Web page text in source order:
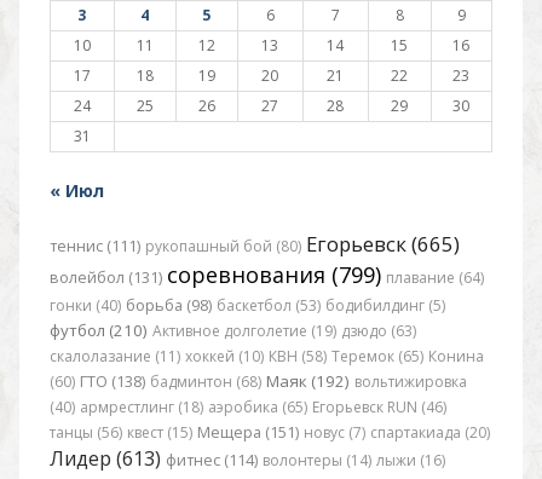
3
4 5 6 7 8
9
10
11 12 13 14 15
16
17
18 19 20 21 22
23
24
25 26 27 28 29
30
31
« Июл
теннис (111) рукопашный бой (80) Егорьевск (665)
волейбол (131) соревнования (799) плавание (64)
гонки (40) борьба (98) баскетбол (53) бодибилдинг (5)
футбол (210) Активное долголетие (19) дзюдо (63)
скалолазание (11) хоккей (10) КВН (58) Теремок (65) Конина
(60) ГТО (138) бадминтон (68) Маяк (192) вольтижировка
(40) армрестлинг (18) аэробика (65) Егорьевск RUN (46)
танцы (56) квест (15) Мещера (151) новус (7) спартакиада (20)
Лидер (613) фитнес (114) волонтеры (14) лыжи (16)